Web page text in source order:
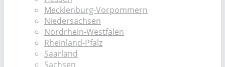
Mecklenburg-Vorpommern
Niedersachsen
Nordrhein-Westfalen
Rheinland-Pfalz
Saarland
Sachsen